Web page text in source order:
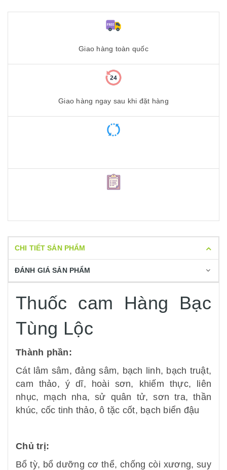
Giao hàng toàn quốc
Giao hàng ngay sau khi đặt hàng
CHI TIẾT SẢN PHẨM
ĐÁNH GIÁ SẢN PHẨM
Thuốc cam Hàng Bạc
Tùng Lộc
Thành phần:
Cát lâm sâm, đảng sâm, bạch linh, bạch truật,
cam thảo, ý dĩ, hoài sơn, khiếm thực, liên
nhục, mạch nha, sử quân tử, sơn tra, thần
khúc, cốc tinh thảo, ô tặc cốt, bạch biển đậu
Chủ trị:
Bổ tỳ, bổ dưỡng cơ thể, chống còi xương, suy